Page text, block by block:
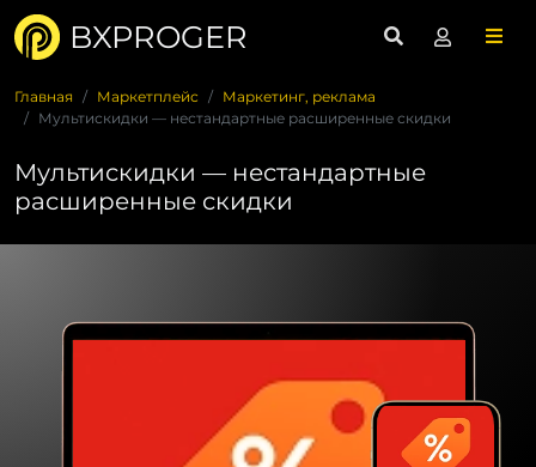
BXPROGER
Главная Маркетплейс
Маркетинг, реклама
Мультискидки — нестандартные расширенные скидки
Мультискидки — нестандартные
расширенные скидки